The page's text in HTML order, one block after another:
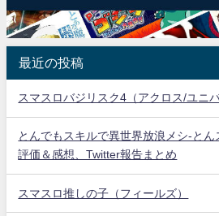
最近の投稿
スマスロバジリスク4（アクロス/ユニ
とんでもスキルで異世界放浪メシ-と
評価＆感想、Twitter報告まとめ
スマスロ推しの子（フィールズ）